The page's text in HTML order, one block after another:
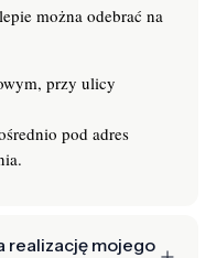
można odebrać na
przy ulicy
pod adres
realizację mojego